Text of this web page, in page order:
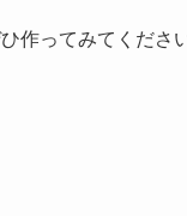
作ってみてくださ